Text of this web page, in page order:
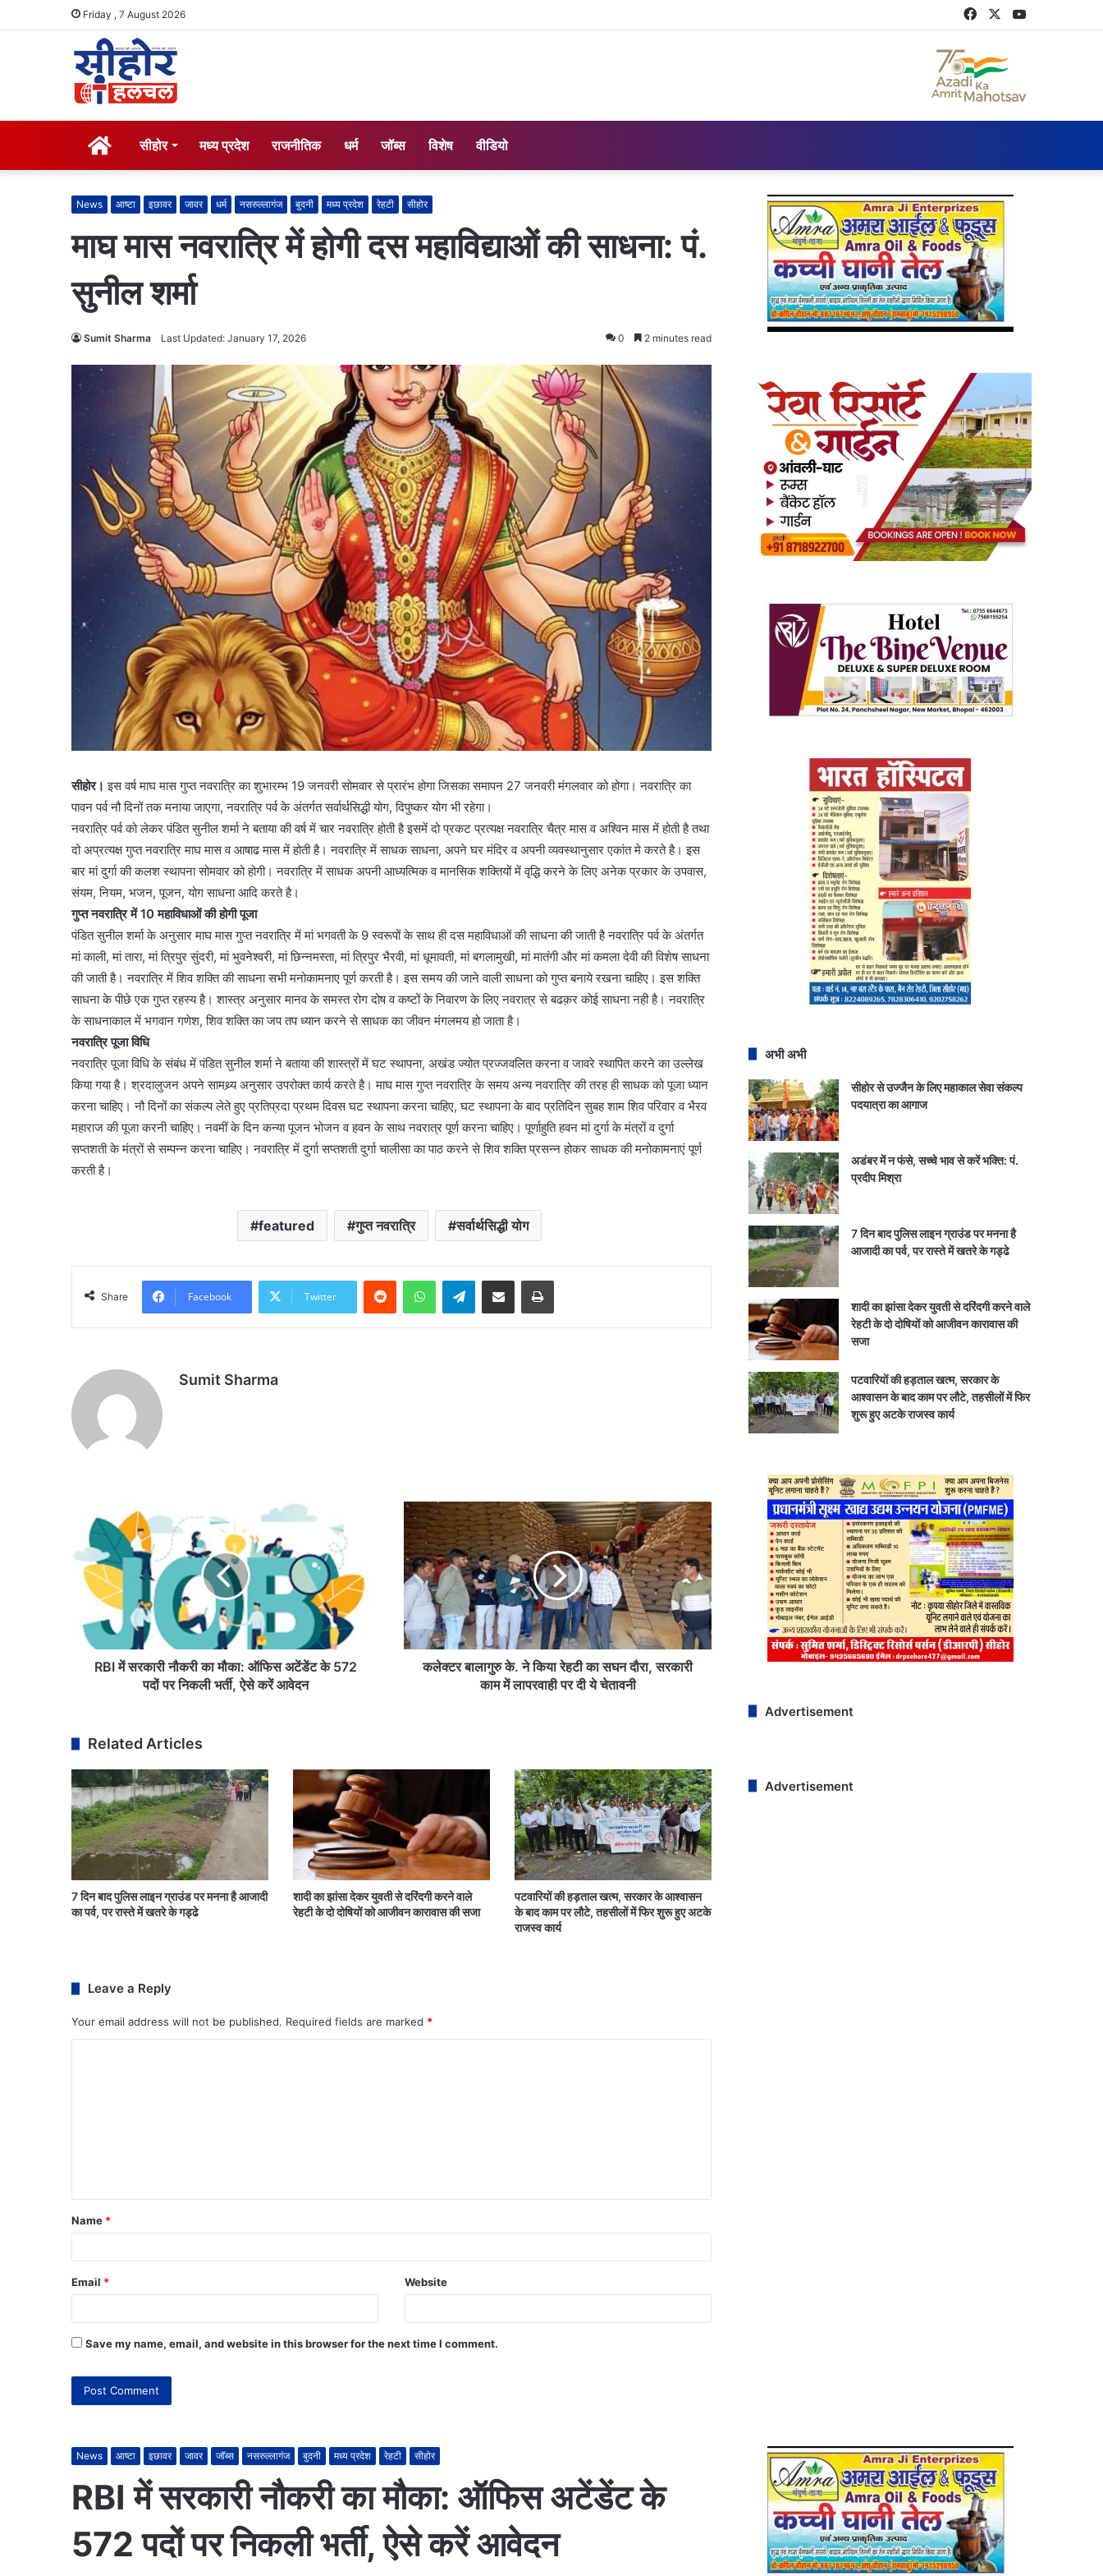
Friday , 7 August 2026 Twitter
Facebook
सीहोर मध्य प्रदेश राजनीतिक धर्म जॉब्स विशेष वीडियो
News आष्टा इछावर जावर धर्म नसरुल्लागंज बुदनी मध्य प्रदेश रेहटी सीहोर
माघ मास नवरात्रि में होगी दस महाविद्याओं की साधना: पं.
सुनील शर्मा
Sumit Sharma Last Updated: January 17, 2026 0 2 minutes read
सीहोर। इस वर्ष माघ मास गुप्त नवरात्रि का शुभारम्भ 19 जनवरी सोमवार से प्रारंभ होगा जिसका समापन 27 जनवरी मंगलवार को होगा। नवरात्रि का
पावन पर्व नौ दिनों तक मनाया जाएगा, नवरात्रि पर्व के अंतर्गत सर्वार्थसिद्धी योग, दिपुष्कर योग भी रहेगा।
नवरात्रि पर्व को लेकर पंडित सुनील शर्मा ने बताया की वर्ष में चार नवरात्रि होती है इसमें दो प्रकट प्रत्यक्ष नवरात्रि चैत्र मास व अश्विन मास में होती है तथा
दो अप्रत्यक्ष गुप्त नवरात्रि माघ मास व आषाढ मास में होती है। नवरात्रि में साधक साधना, अपने घर मंदिर व अपनी व्यवस्थानुसार एकांत मे करते है। इस
बार मां दुर्गा की कलश स्थापना सोमवार को होगी। नवरात्रि में साधक अपनी आध्यत्मिक व मानसिक शक्तियों में वृद्धि करने के लिए अनेक प्रकार के उपवास,
संयम, नियम, भजन, पूजन, योग साधना आदि करते है।
गुप्त नवरात्रि में 10 महाविधाओं की होगी पूजा
पंडित सुनील शर्मा के अनुसार माघ मास गुप्त नवरात्रि में मां भगवती के 9 स्वरूपों के साथ ही दस महाविधाओं की साधना की जाती है नवरात्रि पर्व के अंतर्गत
मां काली, मां तारा, मां त्रिपुर सुंदरी, मां भुवनेश्वरी, मां छिन्नमस्ता, मां त्रिपुर भैरवी, मां धूमावती, मां बगलामुखी, मां मातंगी और मां कमला देवी की विशेष साधना
की जाती है। नवरात्रि में शिव शक्ति की साधना सभी मनोकामनाए पूर्ण करती है। इस समय की जाने वाली साधना को गुप्त बनाये रखना चाहिए। इस शक्ति
साधना के पीछे एक गुप्त रहस्य है। शास्त्र अनुसार मानव के समस्त रोग दोष व कष्टों के निवारण के लिए नवरात्र से बढक़र कोई साधना नही है। नवरात्रि
के साधनाकाल में भगवान गणेश, शिव शक्ति का जप तप ध्यान करने से साधक का जीवन मंगलमय हो जाता है।
नवरात्रि पूजा विधि
नवरात्रि पूजा विधि के संबंध में पंडित सुनील शर्मा ने बताया की शास्त्रों में घट स्थापना, अखंड ज्योत प्रज्जवलित करना व जावरे स्थापित करने का उल्लेख
किया गया है। श्रदालुजन अपने सामथ्र्य अनुसार उपरोक्त कार्य करते है। माघ मास गुप्त नवरात्रि के समय अन्य नवरात्रि की तरह ही साधक को पूजा ध्यान
करना चाहिए। नौ दिनों का संकल्प लेते हुए प्रतिप्रदा प्रथम दिवस घट स्थापना करना चाहिए, घट स्थापना के बाद प्रतिदिन सुबह शाम शिव परिवार व भैरव
महाराज की पूजा करनी चाहिए। नवमीं के दिन कन्या पूजन भोजन व हवन के साथ नवरात्र पूर्ण करना चाहिए। पूर्णाहुति हवन मां दुर्गा के मंत्रों व दुर्गा
सप्तशती के मंत्रों से सम्पन्न करना चाहिए। नवरात्रि में दुर्गा सप्तशती दुर्गा चालीसा का पाठ करने से शिव शक्ति प्रसन्न होकर साधक की मनोकामनाएं पूर्ण
करती है।
featured गुप्त नवरात्रि सर्वार्थसिद्धी योग
Share Facebook Twitter
Telegram
Sumit Sharma
RBI में सरकारी नौकरी का मौका: ऑफिस अटेंडेंट के 572
पदों पर निकली भर्ती, ऐसे करें आवेदन
कलेक्टर बालागुरु के. ने किया रेहटी का सघन दौरा, सरकारी
काम में लापरवाही पर दी ये चेतावनी
Related Articles
7 दिन बाद पुलिस लाइन ग्राउंड पर मनना है आजादी
का पर्व, पर रास्ते में खतरे के गड्ढे
शादी का झांसा देकर युवती से दरिंदगी करने वाले
रेहटी के दो दोषियों को आजीवन कारावास की सजा
पटवारियों की हड़ताल खत्म, सरकार के आश्वासन
के बाद काम पर लौटे, तहसीलों में फिर शुरू हुए अटके
राजस्व कार्य
Leave a Reply
Your email address will not be published. Required fields are marked *
Name *
Email * Website
Save my name, email, and website in this browser for the next time I comment.
अभी अभी
सीहोर से उज्जैन के लिए महाकाल सेवा संकल्प
पदयात्रा का आगाज
अडंबर में न फंसे, सच्चे भाव से करें भक्ति: पं.
प्रदीप मिश्रा
7 दिन बाद पुलिस लाइन ग्राउंड पर मनना है
आजादी का पर्व, पर रास्ते में खतरे के गड्ढे
शादी का झांसा देकर युवती से दरिंदगी करने वाले
रेहटी के दो दोषियों को आजीवन कारावास की
सजा
पटवारियों की हड़ताल खत्म, सरकार के
आश्वासन के बाद काम पर लौटे, तहसीलों में फिर
शुरू हुए अटके राजस्व कार्य
Advertisement
Advertisement